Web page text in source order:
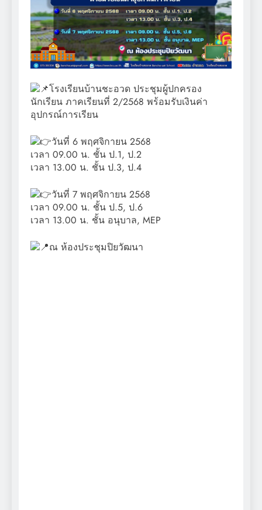
โรงเรียนบ้านชะอวด ประชุมผู้ปกครอง
นักเรียน ภาคเรียนที่ 2/2568 พร้อมรับเงินค่า
อุปกรณ์การเรียน
วันที่ 6 พฤศจิกายน 2568
เวลา 09.00 น. ชั้น ป.1, ป.2
เวลา 13.00 น. ชั้น ป.3, ป.4
วันที่ 7 พฤศจิกายน 2568
เวลา 09.00 น. ชั้น ป.5, ป.6
เวลา 13.00 น. ชั้น อนุบาล, MEP
ณ ห้องประชุมปิยวัฒนา